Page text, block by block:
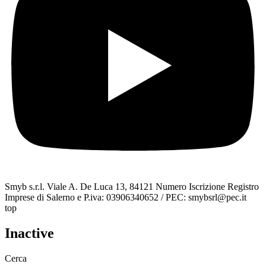
Smyb s.r.l. Viale A. De Luca 13, 84121 Numero Iscrizione Registro
Imprese di Salerno e P.iva: 03906340652 / PEC: smybsrl@pec.it
top
Inactive
Cerca